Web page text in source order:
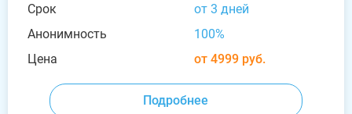
Срок
от 3 дней
Анонимность
100%
Цена
от 4999 руб.
Подробнее